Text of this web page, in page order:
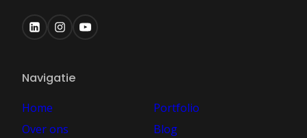
Navigatie
Home
Portfolio
Over ons
Blog